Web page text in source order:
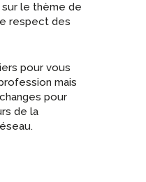
le thème de
respect des
pour vous
mais
pour
de la